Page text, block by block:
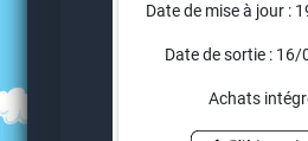
Date de mise à jour :
Date de sortie :
Achats